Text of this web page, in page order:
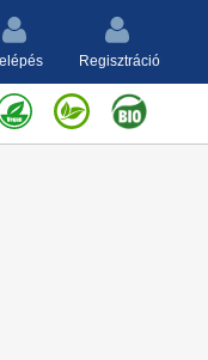
Regisztráció